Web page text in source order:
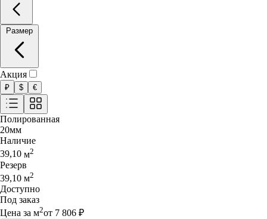
Акция
₽ $ €
Полированная
20мм
Наличие
39,10 м2
Резерв
39,10 м2
Доступно
Под заказ
Цена за м2от 7 806 ₽